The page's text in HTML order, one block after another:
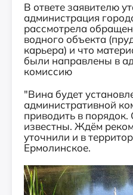
В ответе заявителю
администрация
рассмотрела
водного объекта
карьера) и что
были направлены в
комиссию
"Вина будет
административной
приводить в
известны. Ждём
уточнили и в
Ермолинское.